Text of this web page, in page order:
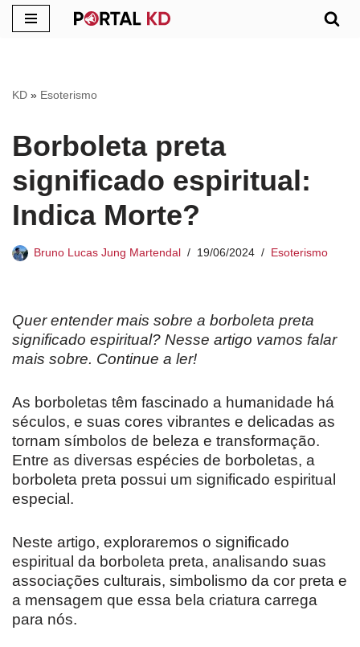
conteúdo
KD » Esoterismo
Borboleta preta
significado espiritual:
Indica Morte?
Bruno Lucas Jung Martendal 19/06/2024 Esoterismo
Quer entender mais sobre a borboleta preta
significado espiritual? Nesse artigo vamos falar
mais sobre. Continue a ler!
As borboletas têm fascinado a humanidade há
séculos, e suas cores vibrantes e delicadas as
tornam símbolos de beleza e transformação.
Entre as diversas espécies de borboletas, a
borboleta preta possui um significado espiritual
especial.
Neste artigo, exploraremos o significado
espiritual da borboleta preta, analisando suas
associações culturais, simbolismo da cor preta e
a mensagem que essa bela criatura carrega
para nós.